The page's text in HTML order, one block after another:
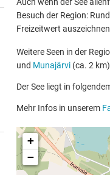
Besuch der Region:
Freizeitwert
Weitere Seen in der
und Munajärvi (ca. 2
Der See liegt in
Mehr Infos in unserem
+
−